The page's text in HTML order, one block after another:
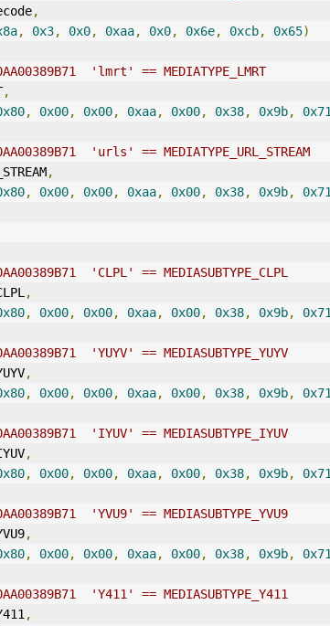
,
, 0x3, 0x0, 0xaa, 0x0, 0x6e, 0xcb, 0x65)
'lmrt' == MEDIATYPE_LMRT
,
, 0x00, 0x00, 0xaa, 0x00, 0x38, 0x9b, 0x71
'urls' == MEDIATYPE_URL_STREAM
,
, 0x00, 0x00, 0xaa, 0x00, 0x38, 0x9b, 0x71
'CLPL' == MEDIASUBTYPE_CLPL
,
, 0x00, 0x00, 0xaa, 0x00, 0x38, 0x9b, 0x71
'YUYV' == MEDIASUBTYPE_YUYV
,
, 0x00, 0x00, 0xaa, 0x00, 0x38, 0x9b, 0x71
'IYUV' == MEDIASUBTYPE_IYUV
,
, 0x00, 0x00, 0xaa, 0x00, 0x38, 0x9b, 0x71
'YVU9' == MEDIASUBTYPE_YVU9
,
, 0x00, 0x00, 0xaa, 0x00, 0x38, 0x9b, 0x71
'Y411' == MEDIASUBTYPE_Y411
,